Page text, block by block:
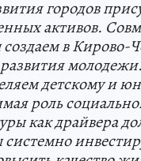
городов
активов.
в Кирово-
детскому и
роль
как драйвера